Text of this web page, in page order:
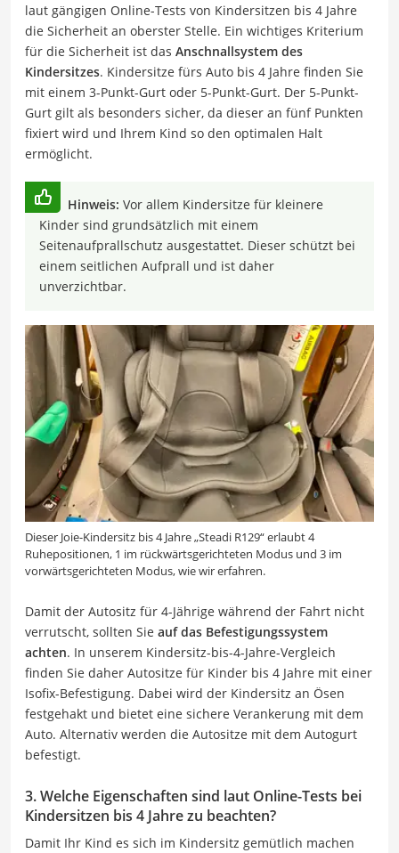
laut gängigen Online-Tests von Kindersitzen bis 4 Jahre
die Sicherheit an oberster Stelle. Ein wichtiges Kriterium
für die Sicherheit ist das Anschnallsystem des
Kindersitzes. Kindersitze fürs Auto bis 4 Jahre finden Sie
mit einem 3-Punkt-Gurt oder 5-Punkt-Gurt. Der 5-Punkt-
Gurt gilt als besonders sicher, da dieser an fünf Punkten
fixiert wird und Ihrem Kind so den optimalen Halt
ermöglicht.
Hinweis: Vor allem Kindersitze für kleinere
Kinder sind grundsätzlich mit einem
Seitenaufprallschutz ausgestattet. Dieser schützt bei
einem seitlichen Aufprall und ist daher
unverzichtbar.
Dieser Joie-Kindersitz bis 4 Jahre „Steadi R129“ erlaubt 4
Ruhepositionen, 1 im rückwärtsgerichteten Modus und 3 im
vorwärtsgerichteten Modus, wie wir erfahren.
Damit der Autositz für 4-Jährige während der Fahrt nicht
verrutscht, sollten Sie auf das Befestigungssystem
achten. In unserem Kindersitz-bis-4-Jahre-Vergleich
finden Sie daher Autositze für Kinder bis 4 Jahre mit einer
Isofix-Befestigung. Dabei wird der Kindersitz an Ösen
festgehakt und bietet eine sichere Verankerung mit dem
Auto. Alternativ werden die Autositze mit dem Autogurt
befestigt.
3. Welche Eigenschaften sind laut Online-Tests bei
Kindersitzen bis 4 Jahre zu beachten?
Damit Ihr Kind es sich im Kindersitz gemütlich machen